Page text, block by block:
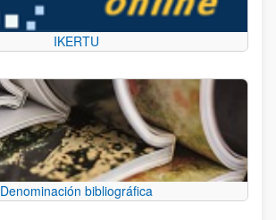
IKERTU
Denominación bibliográfica